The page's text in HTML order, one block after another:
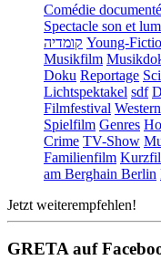
Comédie
Spectacle son et
קומדיה Young-
Musikfilm
Doku Reportage
Lichtspektakel sdf
Filmfestival Western
Spielfilm Genres
Crime TV-Show
Familienfilm
am Berghain Berlin
Jetzt weiterempfehlen!
GRETA auf